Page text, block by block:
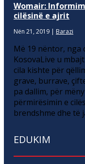
Womair:
cilësinë e ajrit
Nën 21, 2019 | Barazi
Më 19 nëntor, nga
KosovaLive u
cila kishte për
grave, burrave,
pa dallim, për
përmirësimin e
brendshme dhe të
EDUKIM